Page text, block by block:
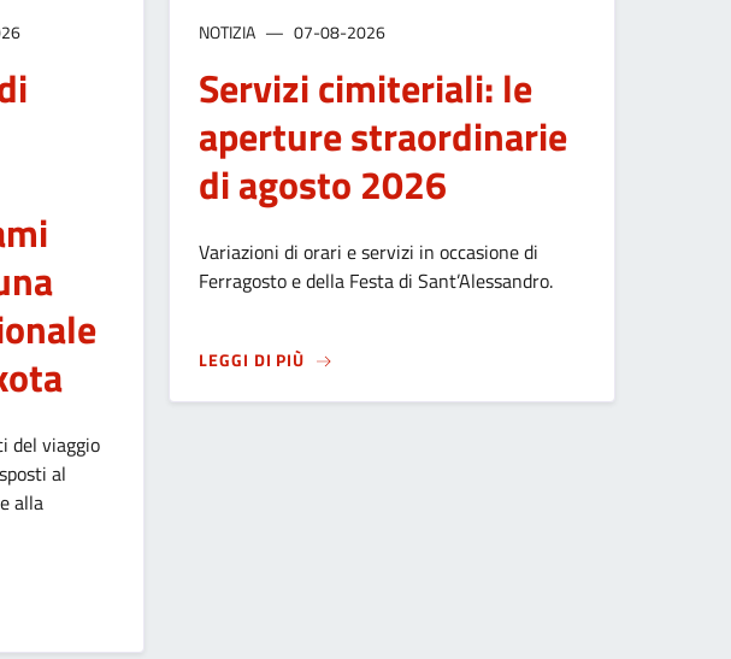
IN VIA AUTOSTRADA: MODIFICATA LA VIABILITÀ
del viaggio
al
alla
NOTIZIA 07-08-2026
Servizi cimiteriali: le
aperture straordinarie
di agosto 2026
Variazioni di orari e servizi in occasione di
Ferragosto e della Festa di Sant’Alessandro.
LEGGI DI PIÙ SUSERVIZI CIMITERIALI: LE APERTURE